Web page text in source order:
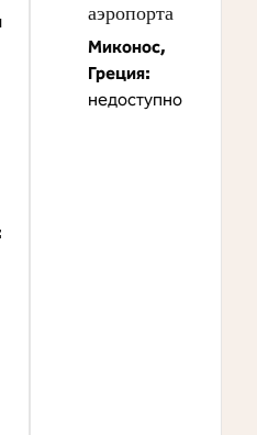
аэропорта
Миконос,
Греция:
недоступно